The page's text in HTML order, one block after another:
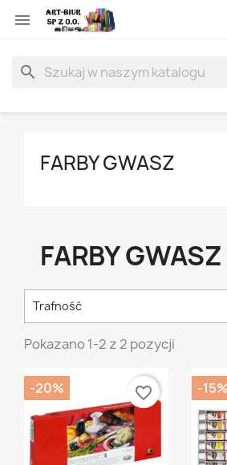

search
FARBY GWASZ
FARBY GWASZ
Trafność
Pokazano 1-2 z 2 pozycji
-20% favorite_border -15%